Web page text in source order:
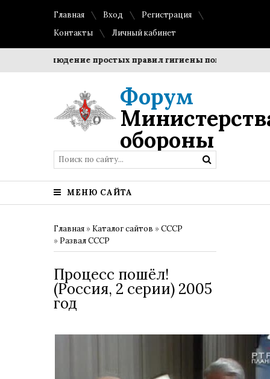
Главная Вход
Регистрация
Контакты
Личный кабинет
Соблюдение простых правил гигиены помогает
Форум
обороны
МЕНЮ САЙТА
Главная » Каталог сайтов »СССР
» Развал СССР
Процесс пошёл!
(Россия, 2 серии) 2005
год